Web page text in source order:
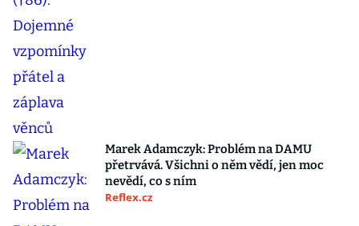
Marek Adamczyk: Problém na DAMU
přetrvává. Všichni o něm vědí, jen moc
nevědí, co s ním
Reflex.cz